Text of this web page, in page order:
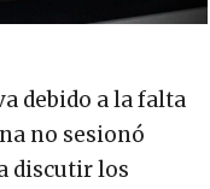
debido a la falta
no sesionó
discutir los